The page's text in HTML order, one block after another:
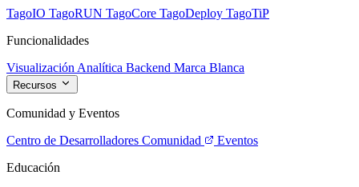
TagoIO TagoRUN TagoCore TagoDeploy TagoTiP
Funcionalidades
Visualización Analítica Backend Marca Blanca
Recursos
Comunidad y Eventos
Centro de Desarrolladores Comunidad
Eventos
Educación